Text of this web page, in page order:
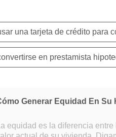
una tarjeta de crédito para
en prestamista
Generar Equidad En Su
La equidad es la diferencia